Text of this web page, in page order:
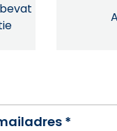
*